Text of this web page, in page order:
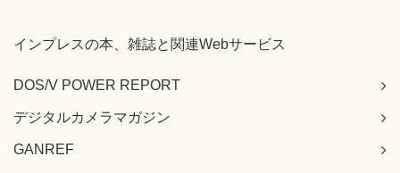
205ページ リスト7-6 34、35行目
health.setHeight Double.parseDouble(height);
health.setWeight Double.parseDouble(weight);
[正]
health.setHeight (Double.parseDouble(height));
インプレスの本、雑誌と関連Webサービス
DOS/V POWER REPORT
デジタルカメラマガジン
GANREF